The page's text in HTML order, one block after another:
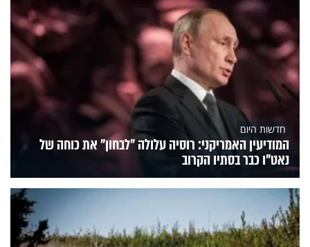
חדשות היום
המודיעין האמריקני: רוסיה עלולה "לבחון" את כוחה של
נאט"ו כבר בסתיו הקרוב